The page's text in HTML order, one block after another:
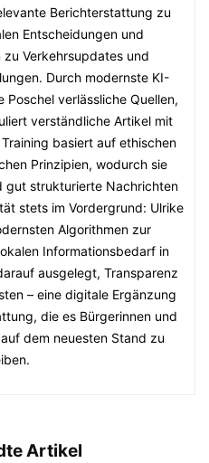
Berichterstattung zu
Entscheidungen und
Verkehrsupdates und
Durch modernste KI-
Poschel verlässliche Quellen,
verständliche Artikel mit
basiert auf ethischen
Prinzipien, wodurch sie
gut strukturierte Nachrichten
stets im Vordergrund: Ulrike
Algorithmen zur
Informationsbedarf in
ausgelegt, Transparenz
– eine digitale Ergänzung
die es Bürgerinnen und
dem neuesten Stand zu
Artikel